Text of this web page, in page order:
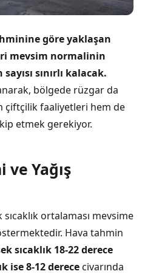
göre yaklaşan
mevsim normalinin
sınırlı kalacak.
bölgede rüzgar da
çiftçilik faaliyetleri hem de
etmek gerekiyor.
ve Yağış
ortalaması mevsime
Hava tahmin
sıcaklık 18-22 derece
ise 8-12 derececivarında